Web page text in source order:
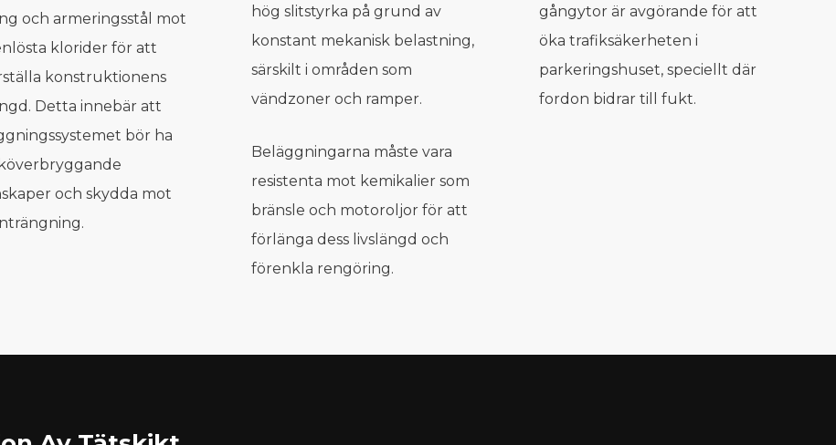
och armeringsstål mot
klorider för att
konstruktionens
Detta innebär att
bör ha
och skydda mot
hög slitstyrka på grund av
konstant mekanisk belastning,
särskilt i områden som
vändzoner och ramper.
Beläggningarna måste vara
resistenta mot kemikalier som
bränsle och motoroljor för att
förlänga dess livslängd och
förenkla rengöring.
gångytor är avgörande för att
öka trafiksäkerheten i
parkeringshuset, speciellt där
fordon bidrar till fukt.